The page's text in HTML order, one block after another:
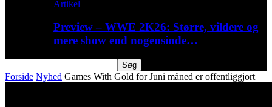
Artikel
Preview – WWE 2K26: Større, vildere og
mere show end nogensinde…
Forside Nyhed Games With Gold for Juni måned er offentliggjort